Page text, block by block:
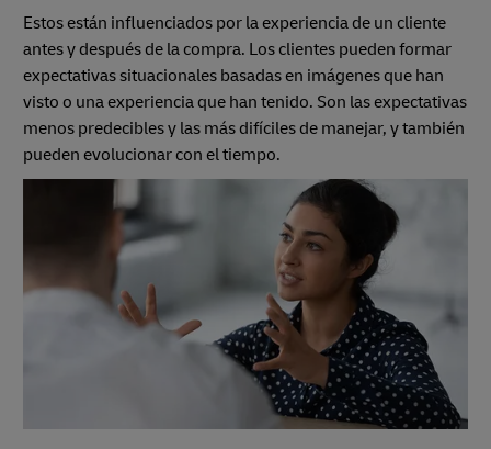
Estos están influenciados por la experiencia de un cliente
antes y después de la compra. Los clientes pueden formar
expectativas situacionales basadas en imágenes que han
visto o una experiencia que han tenido. Son las expectativas
menos predecibles y las más difíciles de manejar, y también
pueden evolucionar con el tiempo.